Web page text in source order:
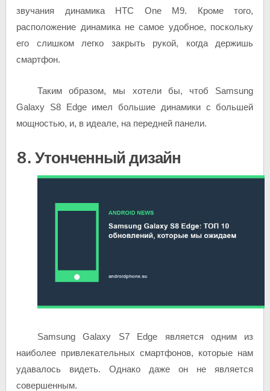
звучания динамика HTC One M9. Кроме того,
расположение динамика не самое удобное, поскольку
его слишком легко закрыть рукой, когда держишь
смартфон.
Таким образом, мы хотели бы, чтоб Samsung
Galaxy S8 Edge имел большие динамики с большей
мощностью, и, в идеале, на передней панели.
8. Утонченный дизайн
Samsung Galaxy S7 Edge является одним из
наиболее привлекательных смартфонов, которые нам
удавалось видеть. Однако даже он не является
совершенным.